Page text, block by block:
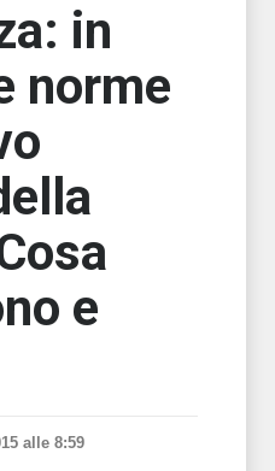
in
norme
e
alle 8:59